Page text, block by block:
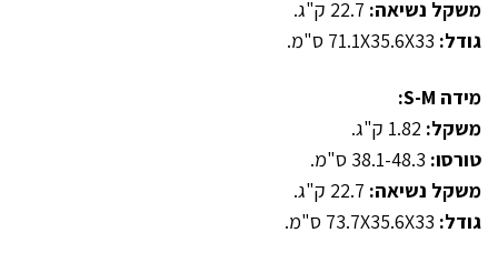
משקל נשיאה:
גודל:
מידה S-M:
משקל: 1.82 ק"ג.
טורסו: 38.1-48.3 ס"מ.
משקל נשיאה: 22.7 ק"ג.
גודל: 73.7X35.6X33 ס"מ.